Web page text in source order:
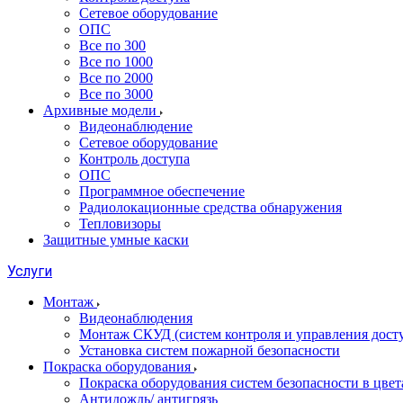
Сетевое оборудование
ОПС
Все по 300
Все по 1000
Все по 2000
Все по 3000
Архивные модели
Видеонаблюдение
Сетевое оборудование
Контроль доступа
ОПС
Программное обеспечение
Радиолокационные средства обнаружения
Тепловизоры
Защитные умные каски
Услуги
Монтаж
Видеонаблюдения
Монтаж СКУД (систем контроля и управления
Установка систем пожарной безопасности
Покраска оборудования
Покраска оборудования систем безопасности в
Антидождь/ антигрязь